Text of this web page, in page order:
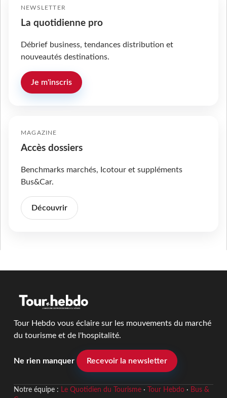
NEWSLETTER
La quotidienne pro
Débrief business, tendances distribution et
nouveautés destinations.
Je m'inscris
MAGAZINE
Accès dossiers
Benchmarks marchés, Icotour et suppléments
Bus&Car.
Découvrir
Tour Hebdo vous éclaire sur les mouvements du marché
du tourisme et de l'hospitalité.
Ne rien manquer Recevoir la newsletter
Notre équipe : Le Quotidien du Tourisme· Tour Hebdo· Bus &